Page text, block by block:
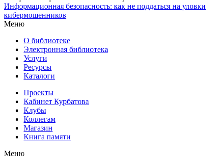
Информационная безопасность: как не поддаться на уловки
кибермошенников
Меню
О библиотеке
Электронная библиотека
Услуги
Ресурсы
Каталоги
Проекты
Кабинет Курбатова
Клубы
Коллегам
Магазин
Книга памяти
Меню